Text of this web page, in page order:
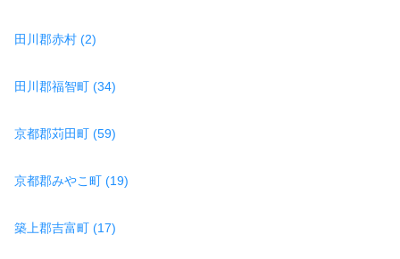
田川郡赤村 (2)
田川郡福智町 (34)
京都郡苅田町 (59)
京都郡みやこ町 (19)
築上郡吉富町 (17)